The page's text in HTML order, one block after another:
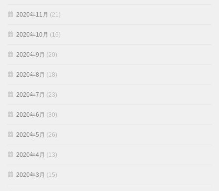
2020年11月 (21)
2020年10月 (16)
2020年9月 (20)
2020年8月 (18)
2020年7月 (23)
2020年6月 (30)
2020年5月 (26)
2020年4月 (13)
2020年3月 (15)